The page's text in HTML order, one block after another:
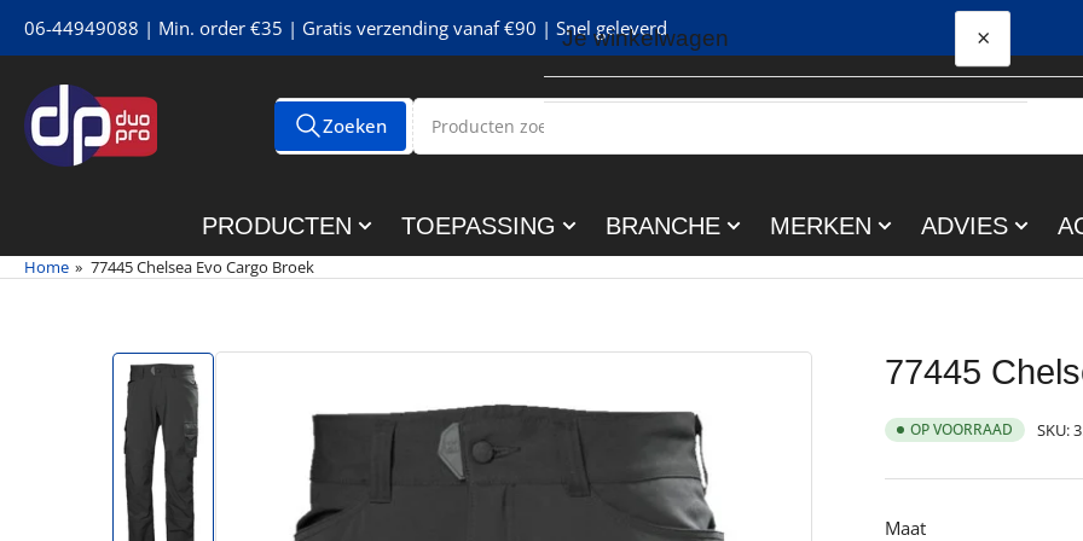
naar
content
06-44949088 | Min. order €35 | Gratis verzending vanaf €90 | Snel geleverd
Alle tags
Producten
zoekenZoeken
PRODUCTEN TOEPASSING BRANCHE MERKEN ADVIES
Home » 77445 Chelsea Evo Cargo Broek
Meteen
naar
de
productinformatie
Afbeelding
77445
OP VOORRAAD SKU:
Maat
Je winkelwagen ×
Je winkelwagen is leeg
Snel
bekijken